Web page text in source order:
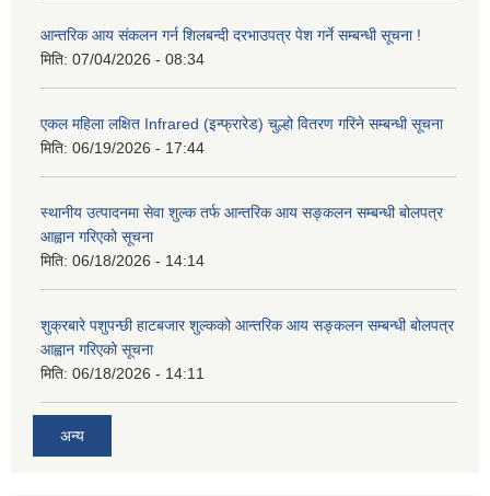
आन्तरिक आय संकलन गर्न शिलबन्दी दरभाउपत्र पेश गर्ने सम्बन्धी सूचना !
मिति: 07/04/2026 - 08:34
एकल महिला लक्षित Infrared (इन्फ्रारेड) चुल्हो वितरण गरिने सम्बन्धी सूचना
मिति: 06/19/2026 - 17:44
स्थानीय उत्पादनमा सेवा शुल्क तर्फ आन्तरिक आय सङ्कलन सम्बन्धी बोलपत्र
आह्वान गरिएको सूचना
मिति: 06/18/2026 - 14:14
शुक्रबारे पशुपन्छी हाटबजार शुल्कको आन्तरिक आय सङ्कलन सम्बन्धी बोलपत्र
आह्वान गरिएको सूचना
मिति: 06/18/2026 - 14:11
अन्य